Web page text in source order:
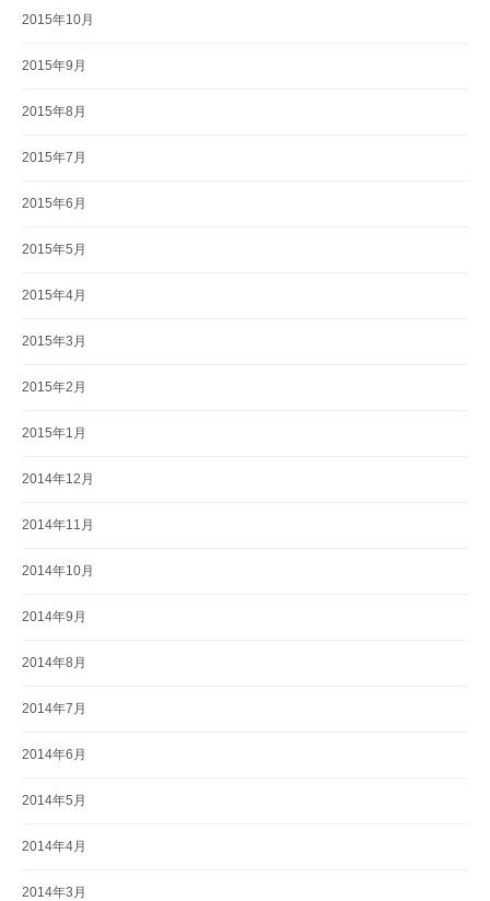
2015年10月
2015年9月
2015年8月
2015年7月
2015年6月
2015年5月
2015年4月
2015年3月
2015年2月
2015年1月
2014年12月
2014年11月
2014年10月
2014年9月
2014年8月
2014年7月
2014年6月
2014年5月
2014年4月
2014年3月